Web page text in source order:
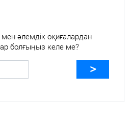
әлемдік оқиғалардан
болғыңыз келе ме?